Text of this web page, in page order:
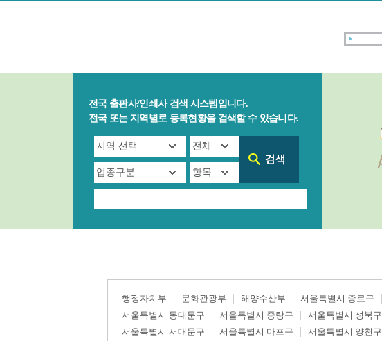
전국 출판사/인쇄사 검색 시스템입니다.
전국 또는 지역별로 등록현황을 검색할 수 있습니다.
행정자치부 문화관광부 해양수산부 서울특별시 종로구
서울특별시 동대문구
서울특별시 중랑구 서울특별시 성북구
서울특별시 서대문구
서울특별시 마포구 서울특별시 양천구